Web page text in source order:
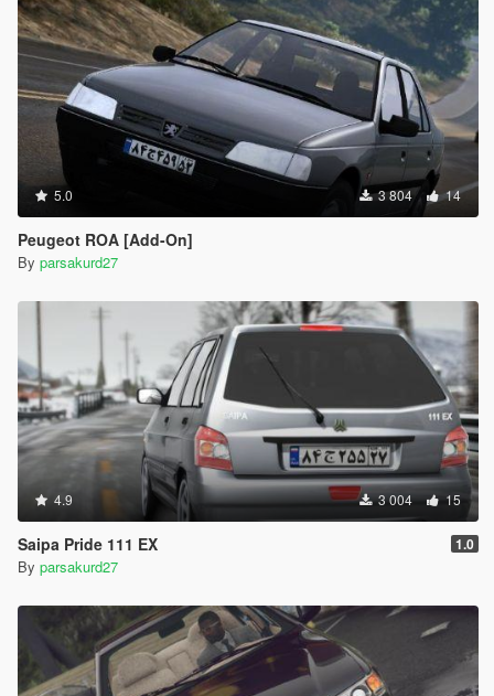
5.0 3 804 14
Peugeot ROA [Add-On]
By parsakurd27
4.9 3 004 15
Saipa Pride 111 EX 1.0
By parsakurd27